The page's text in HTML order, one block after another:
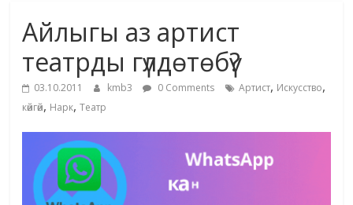
Кыргыз
жана
адабияты
Айлыгы аз артист
театрды гүлдөтөбү?
03.10.2011 kmb3 0 Comments Артист, Искусство,
көйгөй, Нарк,Театр